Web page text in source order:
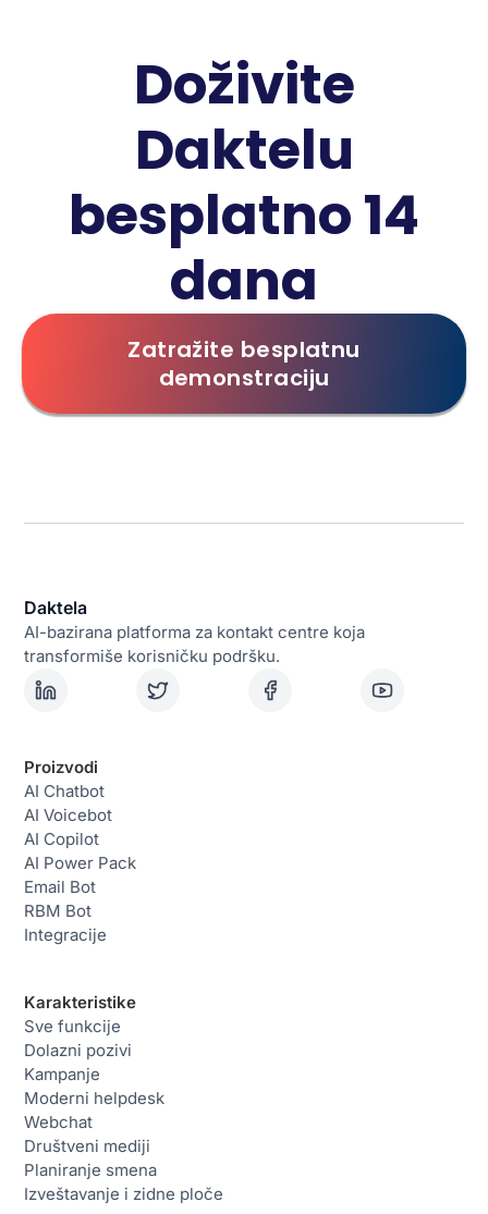
Doživite
Daktelu
besplatno 14
dana
Zatražite besplatnu
demonstraciju
Daktela
AI-bazirana platforma za kontakt centre koja
transformiše korisničku podršku.
Proizvodi
AI Chatbot
AI Voicebot
AI Copilot
AI Power Pack
Email Bot
RBM Bot
Integracije
Karakteristike
Sve funkcije
Dolazni pozivi
Kampanje
Moderni helpdesk
Webchat
Društveni mediji
Planiranje smena
Izveštavanje i zidne ploče